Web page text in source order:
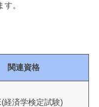
。
関連資格
経済学検定試験)